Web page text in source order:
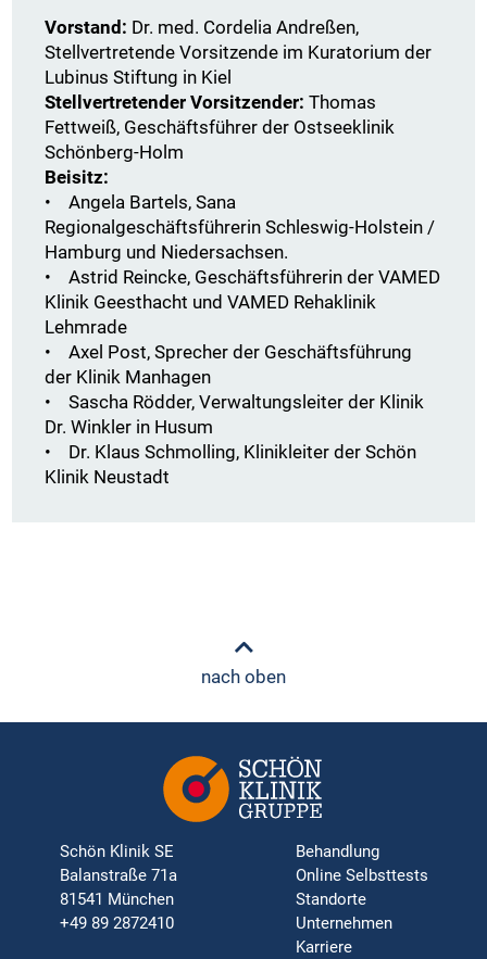
Vorstand: Dr. med. Cordelia Andreßen,
Stellvertretende Vorsitzende im Kuratorium der
Lubinus Stiftung in Kiel
Stellvertretender Vorsitzender: Thomas
Fettweiß, Geschäftsführer der Ostseeklinik
Schönberg-Holm
Beisitz:
• Angela Bartels, Sana
Regionalgeschäftsführerin Schleswig-Holstein /
Hamburg und Niedersachsen.
• Astrid Reincke, Geschäftsführerin der VAMED
Klinik Geesthacht und VAMED Rehaklinik
Lehmrade
• Axel Post, Sprecher der Geschäftsführung
der Klinik Manhagen
• Sascha Rödder, Verwaltungsleiter der Klinik
Dr. Winkler in Husum
• Dr. Klaus Schmolling, Klinikleiter der Schön
Klinik Neustadt
nach oben
Schön Klinik SE
Balanstraße 71a
81541 München
+49 89 2872410
Behandlung
Online Selbsttests
Standorte
Unternehmen
Karriere